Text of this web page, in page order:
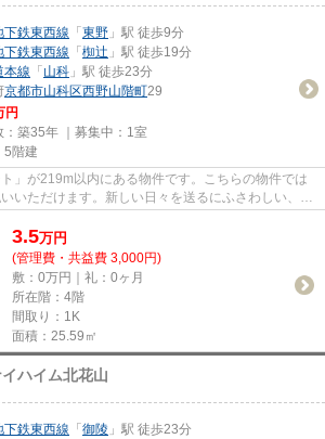
下鉄東西線 「 東野 」駅 徒歩9分
下鉄東西線 「 椥辻 」駅 徒歩19分
本線 「 山科 」駅 徒歩23分
京都市山科区西野山階町29
円
：築35年 ｜募集中： 1室
5階建
」が219m以内にある物件です。こちらの物件では
いただけます。新しい日々を送るにふさわしい、き
ヴ...
3.5万円
(管理費・共益費 3,000円)
敷：0万円｜礼：0ヶ月
所在階：4階
間取り：1K
面積：25.59㎡
ハイム北花山
下鉄東西線 「 御陵 」駅 徒歩23分